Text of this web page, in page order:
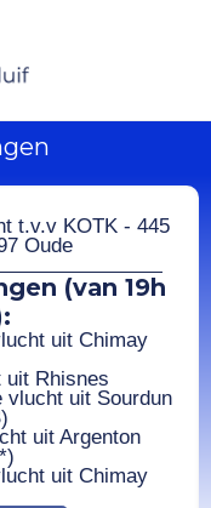
t.v.v KOTK - 445
Oude
(van 19h
uit Chimay
uit Rhisnes
vlucht uit Sourdun
uit Argenton
uit Chimay